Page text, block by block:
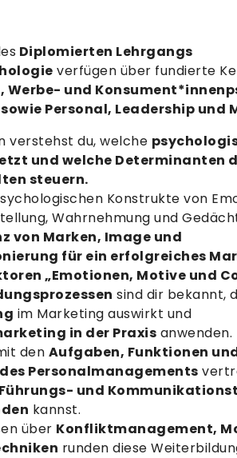
Diplomierten Lehrgangs
verfügen über fundierte
Werbe- und
Personal, Leadership und
verstehst du, welche
und welche Determinanten
steuern.
Konstrukte von
Wahrnehmung und
von Marken, Image und
für ein erfolgreiches
„Emotionen, Motive und
sind dir bekannt,
im Marketing auswirkt und
in der Praxis anwenden.
den Aufgaben, Funktionen
Personalmanagements
Führungs- und
kannst.
über Konfliktmanagement,
runden diese